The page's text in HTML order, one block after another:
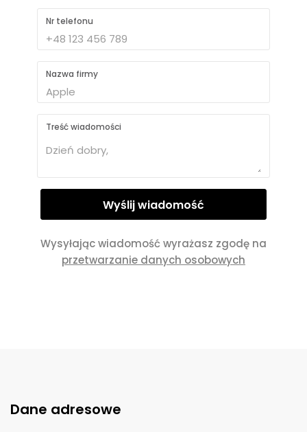
Nr telefonu
Nazwa firmy
Treść wiadomości
Wysyłając wiadomość wyrażasz zgodę na
przetwarzanie danych osobowych
Dane adresowe